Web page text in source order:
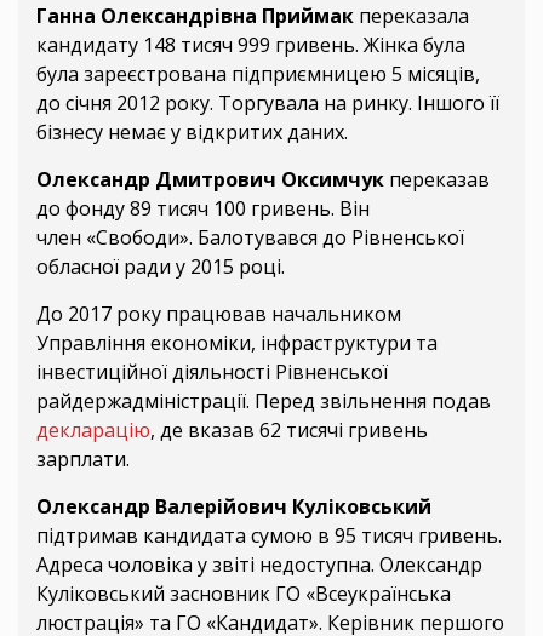
Ганна Олександрівна Приймак переказала
кандидату 148 тисяч 999 гривень. Жінка була
була зареєстрована підприємницею 5 місяців,
до січня 2012 року. Торгувала на ринку. Іншого її
бізнесу немає у відкритих даних.
Олександр Дмитрович Оксимчук переказав
до фонду 89 тисяч 100 гривень. Він
член «Свободи». Балотувався до Рівненської
обласної ради у 2015 році.
До 2017 року працював начальником
Управління економіки, інфраструктури та
інвестиційної діяльності Рівненської
райдержадміністрації. Перед звільнення подав
декларацію, де вказав 62 тисячі гривень
зарплати.
Олександр Валерійович Куліковський
підтримав кандидата сумою в 95 тисяч гривень.
Адреса чоловіка у звіті недоступна. Олександр
Куліковський засновник ГО «Всеукраїнська
люстрація» та ГО «Кандидат». Керівник першого